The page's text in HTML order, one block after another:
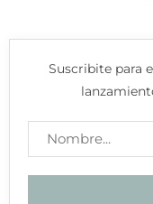
Suscribite para